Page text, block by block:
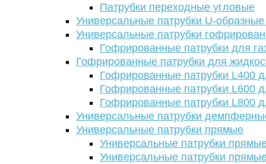
Патрубки переходные угловые
Универсальные патрубки U-
Универсальные патрубки
Гофрированные патрубки для
Гофрированные патрубки для
Гофрированные патрубки L400
Гофрированные патрубки L600
Гофрированные патрубки L800
Универсальные патрубки
Универсальные патрубки прямые
Универсальные патрубки
Универсальные патрубки